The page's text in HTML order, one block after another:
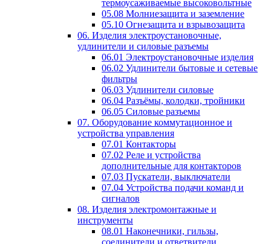
термоусаживаемые высоковольтные
05.08 Молниезащита и заземление
05.10 Огнезащита и взрывозащита
06. Изделия электроустановочные,
удлинители и силовые разъемы
06.01 Электроустановочные изделия
06.02 Удлинители бытовые и сетевые
фильтры
06.03 Удлинители силовые
06.04 Разъёмы, колодки, тройники
06.05 Силовые разъемы
07. Оборудование коммутационное и
устройства управления
07.01 Контакторы
07.02 Реле и устройства
дополнительные для контакторов
07.03 Пускатели, выключатели
07.04 Устройства подачи команд и
сигналов
08. Изделия электромонтажные и
инструменты
08.01 Наконечники, гильзы,
соединители и ответвители